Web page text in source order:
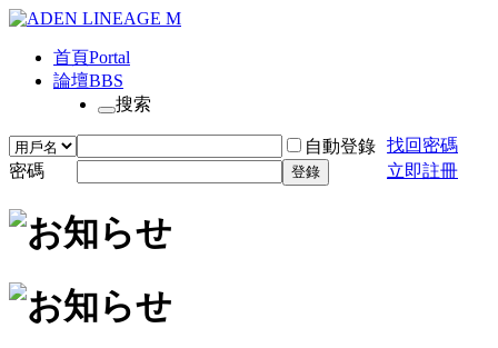
首頁Portal
論壇BBS
搜索
自動登錄 找回密碼
密碼
登錄 立即註冊